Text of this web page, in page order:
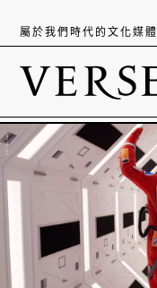
屬於我們時代的文化媒體